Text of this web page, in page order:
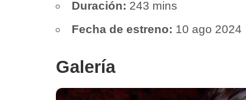
Duración: 243 mins
Fecha de estreno: 10 ago 2024
Galería